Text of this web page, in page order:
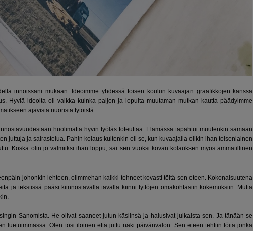
innoissani mukaan. Ideoimme yhdessä toisen koulun kuvaajan graafikkojen kanssa
Hyviä ideoita oli vaikka kuinka paljon ja lopulta muutaman mutkan kautta päädyimme
ajavista nuorista tytöistä.
huolimatta hyvin työläs toteuttaa. Elämässä tapahtui muutenkin samaan
juttuja ja sairastelua. Pahin kolaus kuitenkin oli se, kun kuvaajalla olikin ihan toisenlainen
Koska olin jo valmiiksi ihan loppu, sai sen vuoksi kovan kolauksen myös ammatillinen
johonkin lehteen, olimmehan kaikki tehneet kovasti töitä sen eteen. Kokonaisuutena
ja tekstissä pääsi kiinnostavalla tavalla kiinni tyttöjen omakohtasiin kokemuksiin. Mutta
Sanomista. He olivat saaneet jutun käsiinsä ja halusivat julkaista sen. Ja tänään se
luetuimmassa. Olen tosi iloinen että juttu näki päivänvalon. Sen eteen tehtiin töitä jonka